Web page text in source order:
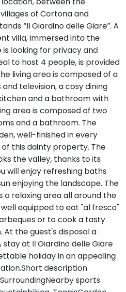
of Cortona and
“Il Giardino delle Giare”. A
villa, immersed into the
looking for privacy and
to host 4 people, is provided
living area is composed of a
television, a cosy dining
and a bathroom with
area is composed of two
and a bathroom. The
well-finished in every
this dainty property. The
the valley, thanks to its
will enjoy refreshing baths
enjoying the landscape. The
a relaxing area all around the
equipped to eat "al fresco"
or to cook a tasty
At the guest's disposal a
at Il Giardino delle Giare
holiday in an appealing
description
sports